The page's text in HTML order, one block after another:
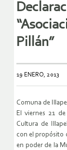
Pillán”
19 ENERO, 2013
Comuna de
El viernes 21
Cultura de
con el propósito
en poder de la